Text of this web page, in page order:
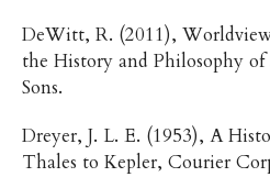
DeWitt, R. (2011),
the History and Philosophy
Sons.
Dreyer, J. L. E. (1953), A
Thales to Kepler, Courier